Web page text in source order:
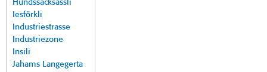
Hundssacksässli
Iesförkli
Industriestrasse
Industriezone
Insili
Jahams Langegerta